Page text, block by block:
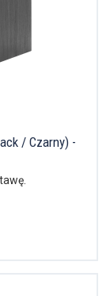
/ Czarny) -